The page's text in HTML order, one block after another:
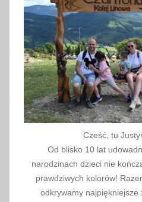
a
0
1
7
Cześć, tu
Od blisko 10 lat
narodzinach dzieci nie
prawdziwych kolorów!
odkrywamy najpiękniejsze